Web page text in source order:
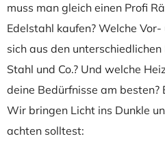
muss man gleich einen Profi
Edelstahl kaufen? Welche
sich aus den
Stahl und Co.? Und welche
deine Bedürfnisse am besten?
Wir bringen Licht ins Dunkle
achten solltest: